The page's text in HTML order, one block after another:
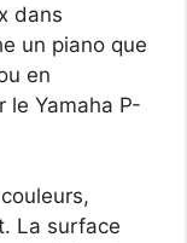
dans
un piano que
en
le Yamaha P-
La surface